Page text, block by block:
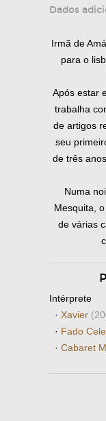
Dados
Irmã de
para o
Após estar
trabalha
de artigos
seu
de três
Numa
Mesquita,
de várias
Intérprete
· Xavier
· Fado
· Cabaret